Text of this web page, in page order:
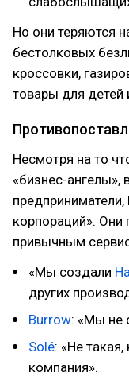
Но они теряются
бестолковых
кроссовки,
товары для детей
Несмотря на то
«бизнес-ангелы»,
корпораций». Они
привычным
«Мы создали
других
Burrow: «Мы не
Solé: «Не
компания».